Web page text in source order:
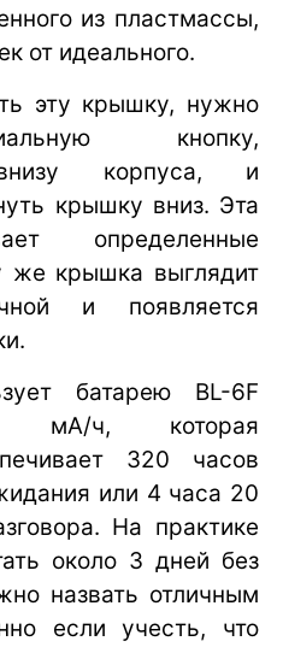
из пластмассы,
от идеального.
эту крышку, нужно
кнопку,
корпуса, и
крышку вниз. Эта
определенные
же крышка выглядит
и появляется
батарею BL-6F
мА/ч, которая
320 часов
или 4 часа 20
На практике
около 3 дней без
назвать отличным
если учесть, что